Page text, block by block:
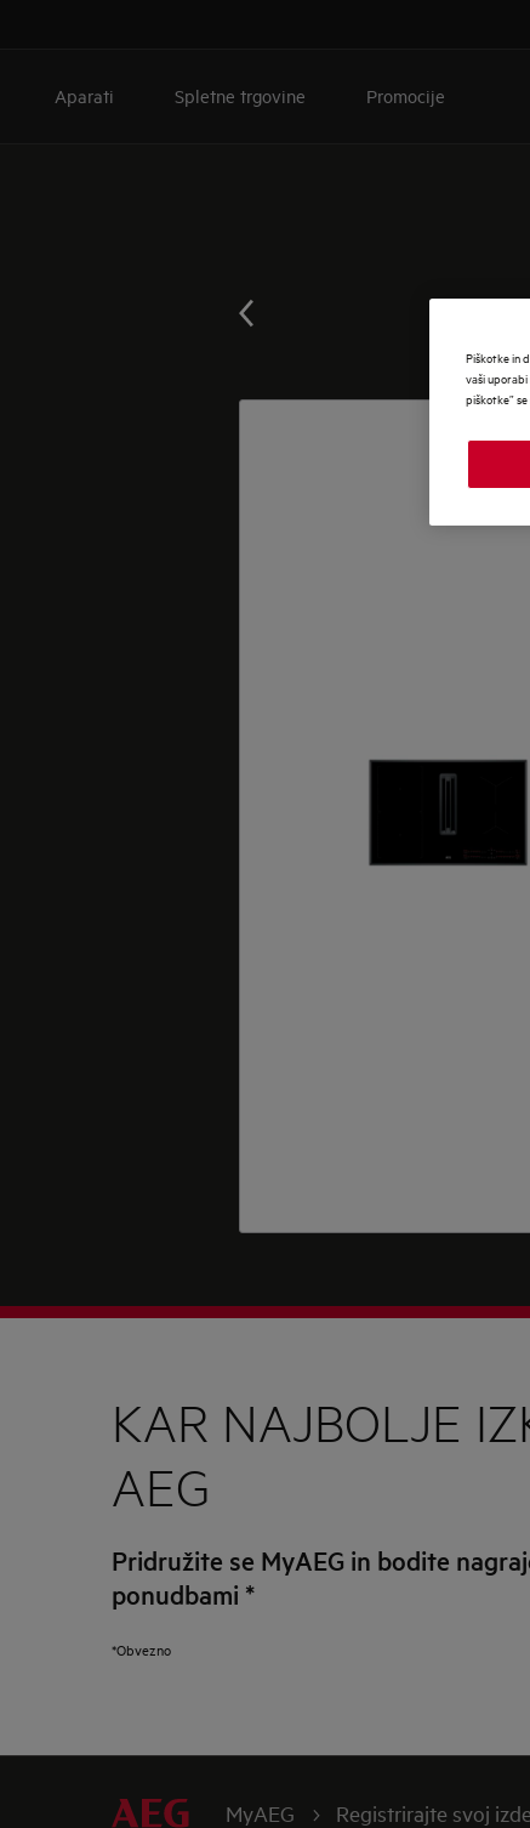
Aparati Spletne trgovine Promocije
KAR NAJBOLJE
AEG
Pridružite se MyAEG in bodite
ponudbami *
*Obvezno
MyAEG Registrirajte svoj
Piškotke in
vaši uporabi
piškotke”